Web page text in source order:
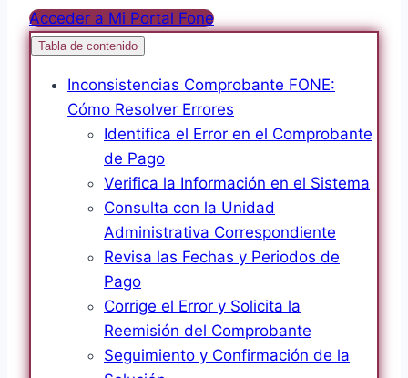
Acceder a Mi Portal Fone
Tabla de contenido
Inconsistencias Comprobante FONE:
Cómo Resolver Errores
Identifica el Error en el Comprobante
de Pago
Verifica la Información en el Sistema
Consulta con la Unidad
Administrativa Correspondiente
Revisa las Fechas y Periodos de
Pago
Corrige el Error y Solicita la
Reemisión del Comprobante
Seguimiento y Confirmación de la